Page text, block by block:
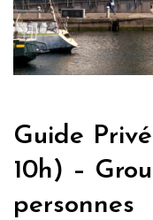
Guide
10h) –
personnes